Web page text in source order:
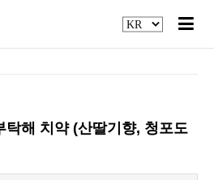
탁해 치약 (산딸기향, 청포도